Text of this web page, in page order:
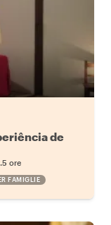
de
ore
FAMIGLIE